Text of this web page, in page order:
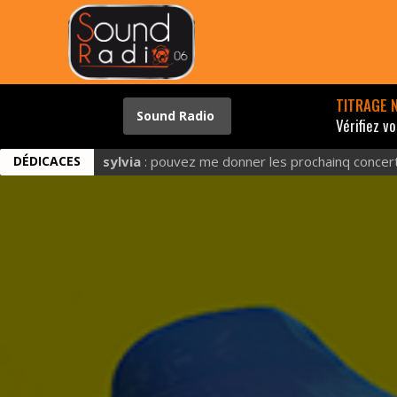
TITRAGE
Vérifiez
DÉDICACES sylvia : pouvez me donner les prochainq